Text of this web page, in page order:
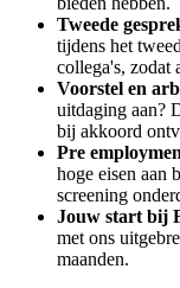
Tweede
tijdens het
collega's, zodat
Voorstel en
uitdaging aan?
bij akkoord
Pre
hoge eisen aan
screening
Jouw start bij
met ons
maanden.